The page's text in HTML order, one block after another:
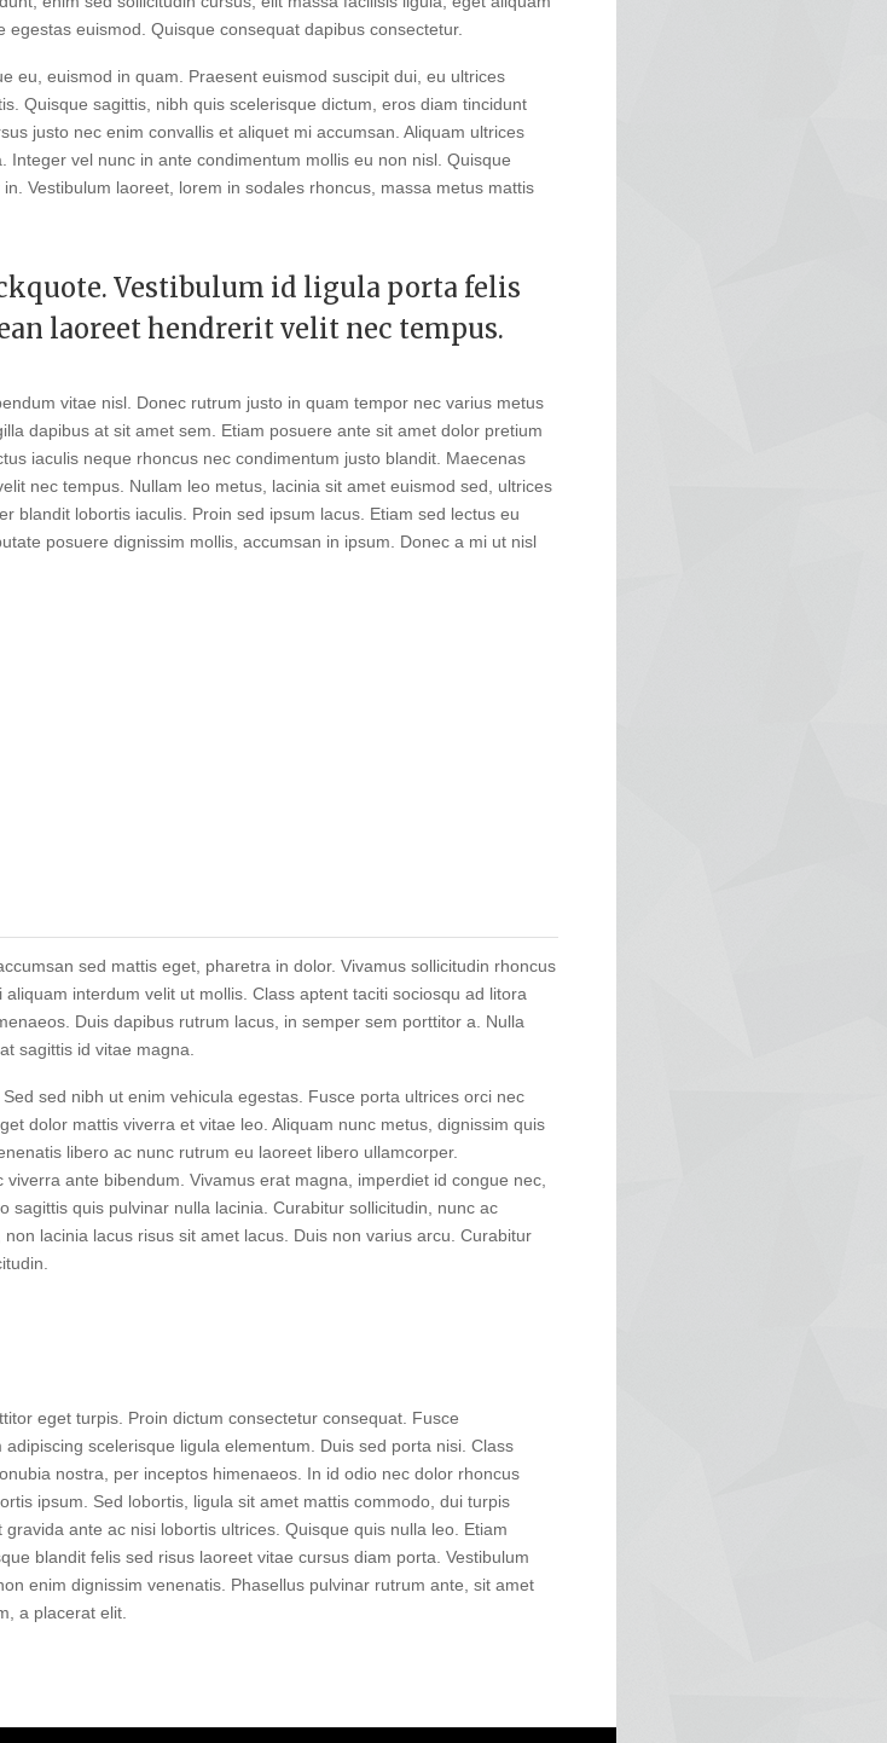
euismod. Quisque consequat dapibus consectetur.
eu, euismod in quam. Praesent euismod suscipit dui, eu ultrices
Quisque sagittis, nibh quis scelerisque dictum, eros diam tincidunt
justo nec enim convallis et aliquet mi accumsan. Aliquam ultrices
Integer vel nunc in ante condimentum mollis eu non nisl. Quisque
Vestibulum laoreet, lorem in sodales rhoncus, massa metus mattis
Vestibulum id ligula porta felis
laoreet hendrerit velit nec tempus.
vitae nisl. Donec rutrum justo in quam tempor nec varius metus
dapibus at sit amet sem. Etiam posuere ante sit amet dolor pretium
iaculis neque rhoncus nec condimentum justo blandit. Maecenas
nec tempus. Nullam leo metus, lacinia sit amet euismod sed, ultrices
blandit lobortis iaculis. Proin sed ipsum lacus. Etiam sed lectus eu
posuere dignissim mollis, accumsan in ipsum. Donec a mi ut nisl
sed mattis eget, pharetra in dolor. Vivamus sollicitudin rhoncus
interdum velit ut mollis. Class aptent taciti sociosqu ad litora
Duis dapibus rutrum lacus, in semper sem porttitor a. Nulla
sagittis id vitae magna.
sed nibh ut enim vehicula egestas. Fusce porta ultrices orci nec
dolor mattis viverra et vitae leo. Aliquam nunc metus, dignissim quis
libero ac nunc rutrum eu laoreet libero ullamcorper.
ante bibendum. Vivamus erat magna, imperdiet id congue nec,
sagittis quis pulvinar nulla lacinia. Curabitur sollicitudin, nunc ac
lacinia lacus risus sit amet lacus. Duis non varius arcu. Curabitur
eget turpis. Proin dictum consectetur consequat. Fusce
scelerisque ligula elementum. Duis sed porta nisi. Class
nostra, per inceptos himenaeos. In id odio nec dolor rhoncus
ipsum. Sed lobortis, ligula sit amet mattis commodo, dui turpis
ante ac nisi lobortis ultrices. Quisque quis nulla leo. Etiam
blandit felis sed risus laoreet vitae cursus diam porta. Vestibulum
enim dignissim venenatis. Phasellus pulvinar rutrum ante, sit amet
a placerat elit.